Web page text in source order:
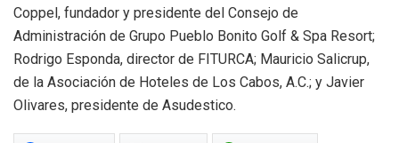
Coppel, fundador y presidente del Consejo de
Administración de Grupo Pueblo Bonito Golf & Spa Resort;
Rodrigo Esponda, director de FITURCA; Mauricio Salicrup,
de la Asociación de Hoteles de Los Cabos, A.C.; y Javier
Olivares, presidente de Asudestico.